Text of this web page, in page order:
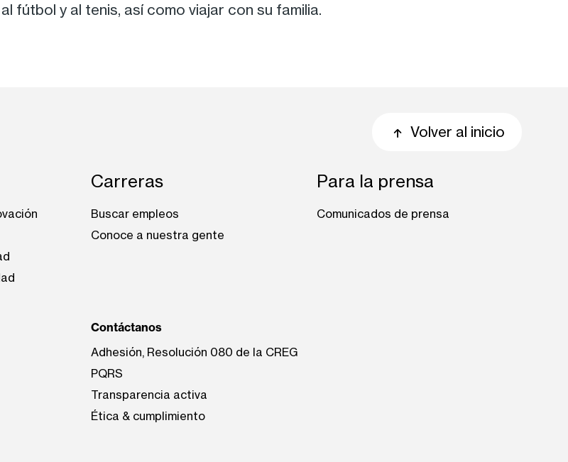
fútbol y al tenis, así como viajar con su familia.
Volver al inicio
Carreras
Buscar empleos
Conoce a nuestra gente
Para la prensa
Comunicados de prensa
Contáctanos
Adhesión, Resolución 080 de la CREG
PQRS
Transparencia activa
Ética & cumplimiento